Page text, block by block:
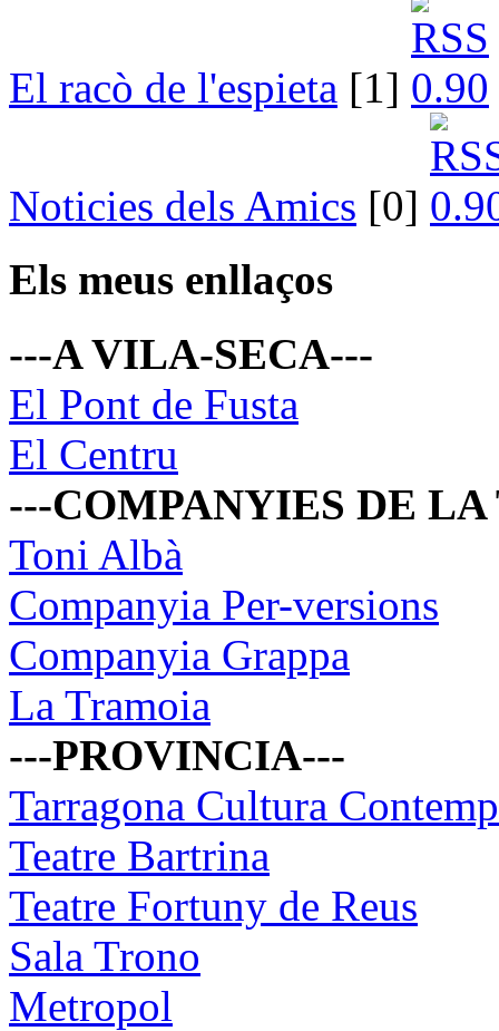
El racò de l'espieta [1]
Noticies dels Amics [0]
Els meus enllaços
---A VILA-SECA---
El Pont de Fusta
El Centru
---COMPANYIES DE
Toni Albà
Companyia Per-versions
Companyia Grappa
La Tramoia
---PROVINCIA---
Tarragona Cultura
Teatre Bartrina
Teatre Fortuny de Reus
Sala Trono
Metropol